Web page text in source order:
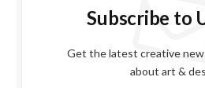
Subscribe to
Get the latest creative
about art &